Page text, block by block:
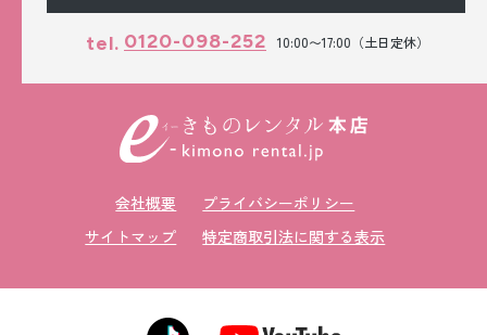
tel. 0120-098-252 10:00〜17:00（土日定休）
会社概要
プライバシーポリシー
サイトマップ
特定商取引法に関する表示